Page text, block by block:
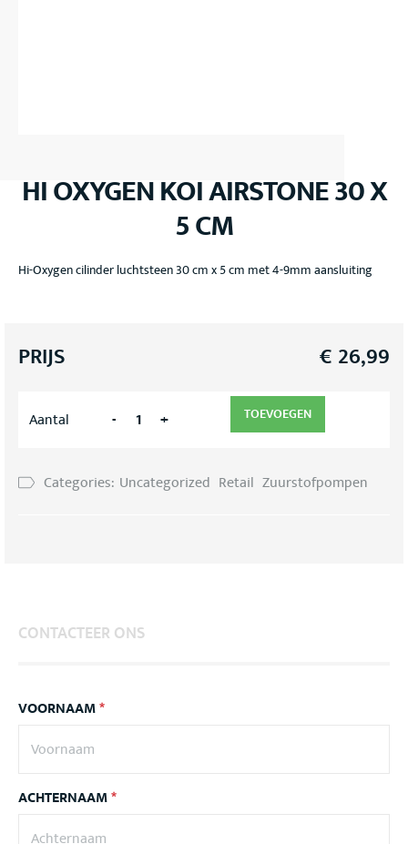
HI OXYGEN KOI AIRSTONE 30 X
5 CM
Hi-Oxygen cilinder luchtsteen 30 cm x 5 cm met 4-9mm aansluiting
PRIJS € 26,99
Aantal - + TOEVOEGEN
Categories: Uncategorized Retail Zuurstofpompen
CONTACTEER ONS
VOORNAAM*
ACHTERNAAM*